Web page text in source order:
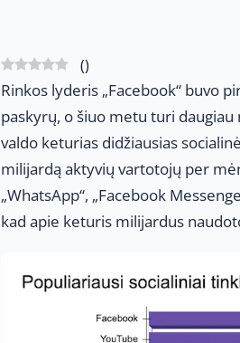
()
Rinkos lyderis „Facebook“ buvo
paskyrų, o šiuo metu turi
valdo keturias didžiausias
milijardą aktyvių vartotojų per
„WhatsApp“, „Facebook
kad apie keturis milijardus